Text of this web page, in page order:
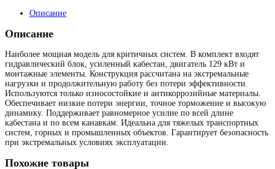
Описание
Описание
Наиболее мощная модель для критичных систем. В комплект входят
гидравлический блок, усиленный кабестан, двигатель 129 кВт и
монтажные элементы. Конструкция рассчитана на экстремальные
нагрузки и продолжительную работу без потери эффективности.
Используются только износостойкие и антикоррозийные материалы.
Обеспечивает низкие потери энергии, точное торможение и высокую
динамику. Поддерживает равномерное усилие по всей длине
кабестана и по всем канавкам. Идеальна для тяжелых транспортных
систем, горных и промышленных объектов. Гарантирует безопасность
при экстремальных условиях эксплуатации.
Похожие товары